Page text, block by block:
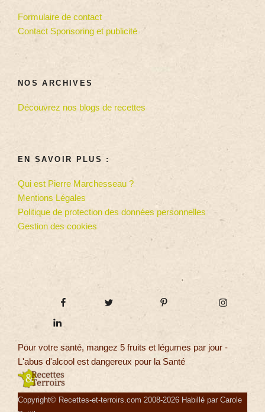
Formulaire de contact
Contact Sponsoring et publicité
NOS ARCHIVES
Découvrez nos blogs de recettes
EN SAVOIR PLUS :
Qui est Pierre Marchesseau ?
Mentions Légales
Politique de protection des données personnelles
Gestion des cookies
Pour votre santé, mangez 5 fruits et légumes par jour -
L'abus d'alcool est dangereux pour la Santé
Copyright© Recettes-et-terroirs.com 2008-2026 Habillé par Carole